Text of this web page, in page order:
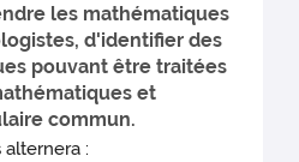
les mathématiques
d'identifier des
pouvant être traitées
et
commun.
: